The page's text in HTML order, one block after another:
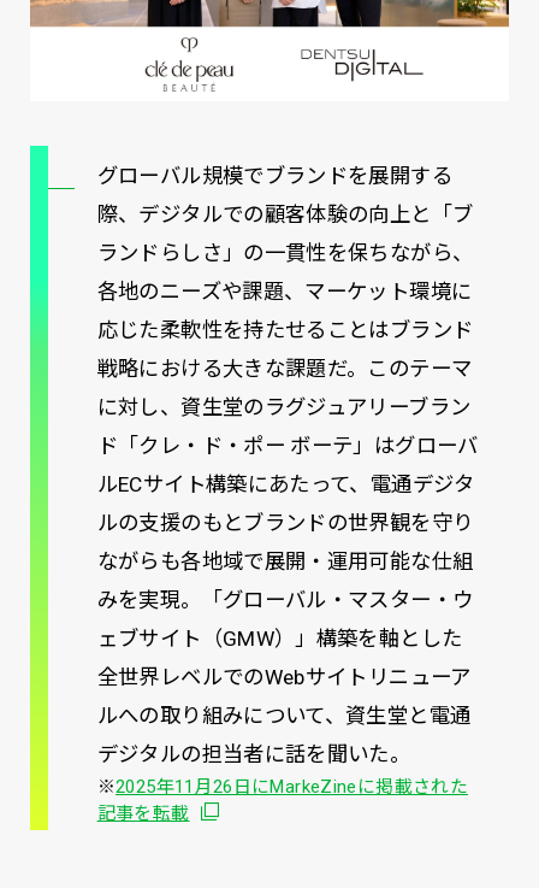
グローバル規模でブランドを展開する
際、デジタルでの顧客体験の向上と「ブ
ランドらしさ」の一貫性を保ちながら、
各地のニーズや課題、マーケット環境に
応じた柔軟性を持たせることはブランド
戦略における大きな課題だ。このテーマ
に対し、資生堂のラグジュアリーブラン
ド「クレ・ド・ポー ボーテ」はグローバ
ルECサイト構築にあたって、電通デジタ
ルの支援のもとブランドの世界観を守り
ながらも各地域で展開・運用可能な仕組
みを実現。「グローバル・マスター・ウ
ェブサイト（GMW）」構築を軸とした
全世界レベルでのWebサイトリニューア
ルへの取り組みについて、資生堂と電通
デジタルの担当者に話を聞いた。
※2025年11月26日にMarkeZineに掲載された
記事を転載